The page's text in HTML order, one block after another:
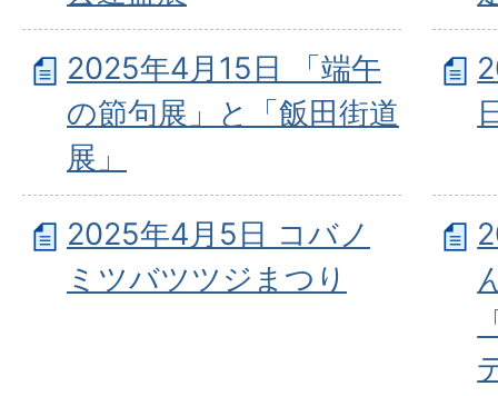
2025年4月15日 「端午
の節句展」と「飯田街道
展」
2025年4月5日 コバノ
ミツバツツジまつり